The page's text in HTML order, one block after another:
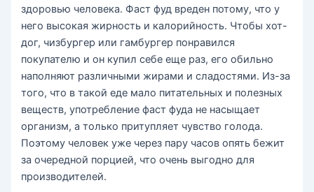
здоровью человека. Фаст фуд вреден потому, что у
него высокая жирность и калорийность. Чтобы хот-
дог, чизбургер или гамбургер понравился
покупателю и он купил себе еще раз, его обильно
наполняют различными жирами и сладостями. Из-за
того, что в такой еде мало питательных и полезных
веществ, употребление фаст фуда не насыщает
организм, а только притупляет чувство голода.
Поэтому человек уже через пару часов опять бежит
за очередной порцией, что очень выгодно для
производителей.